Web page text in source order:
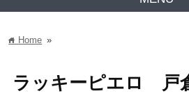
home Home »
ラッキーピエロ 戸